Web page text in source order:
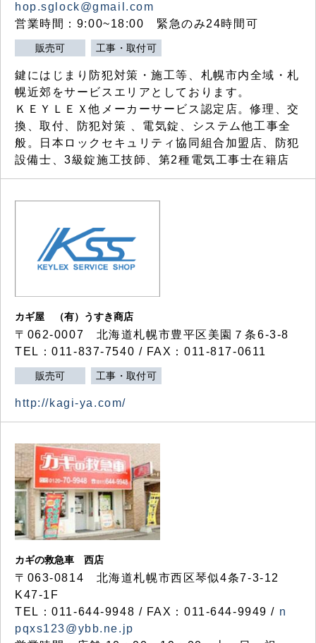
hop.sglock@gmail.com
営業時間：9:00~18:00 緊急のみ24時間可
販売可 工事・取付可
鍵にはじまり防犯対策・施工等、札幌市内全域・札
幌近郊をサービスエリアとしております。
ＫＥＹＬＥＸ他メーカーサービス認定店。修理、交
換、取付、防犯対策 、電気錠、システム他工事全
般。日本ロックセキュリティ協同組合加盟店、防犯
設備士、3級錠施工技師、第2種電気工事士在籍店
カギ屋 （有）うすき商店
〒062-0007 北海道札幌市豊平区美園７条6-3-8
TEL：011-837-7540 / FAX：011-817-0611
販売可 工事・取付可
http://kagi-ya.com/
カギの救急車 西店
〒063-0814 北海道札幌市西区琴似4条7-3-12
K47-1F
TEL：011-644-9948 / FAX：011-644-9949 / n
pqxs123@ybb.ne.jp